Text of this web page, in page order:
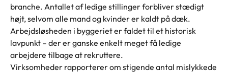
branche. Antallet af ledige stillinger forbliver stædigt
højt, selvom alle mand og kvinder er kaldt på dæk.
Arbejdsløsheden i byggeriet er faldet til et historisk
lavpunkt – der er ganske enkelt meget få ledige
arbejdere tilbage at rekruttere.
Virksomheder rapporterer om stigende antal mislykkede